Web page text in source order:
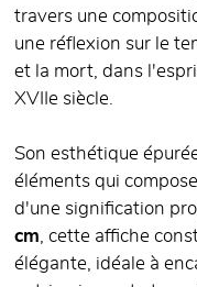
travers une
une réflexion sur le
et la mort, dans
XVIIe siècle.
Son esthétique
éléments qui
d'une signification
cm, cette affiche
élégante, idéale à